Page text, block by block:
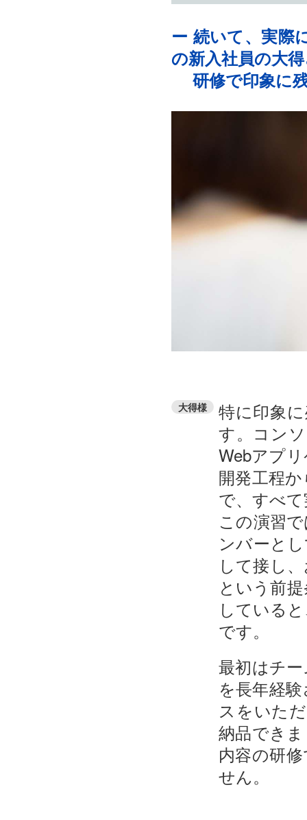
ー 続いて、実際
の新入社員の大
研修で印象に
大得様
特に印象
す。コン
Webアプ
開発工程
で、すべ
この演習
ンバーと
して接し
という前
している
です。
最初はチ
を長年経
スをいた
納品でき
内容の研
せん。